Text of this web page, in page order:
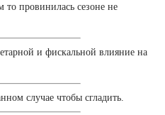
то провинилась сезоне не
и фискальной влияние на
случае чтобы сгладить.